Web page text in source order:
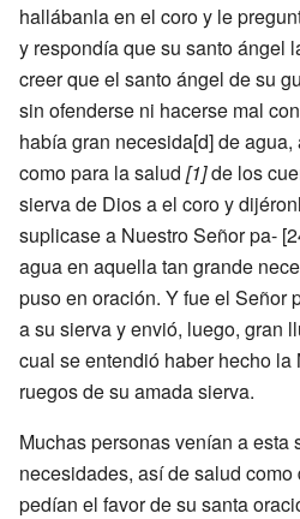
hallábanla en el coro y le
y respondía que su santo ángel
creer que el santo ángel de su
sin ofenderse ni hacerse mal
había gran necesida[d] de
como para la salud [1]de los
sierva de Dios a el coro y
suplicase a Nuestro Señor pa-
agua en aquella tan grande
puso en oración. Y fue el Señor
a su sierva y envió, luego, gran
cual se entendió haber hecho
ruegos de su amada sierva.
Muchas personas venían a esta
necesidades, así de salud como
pedían el favor de su santa